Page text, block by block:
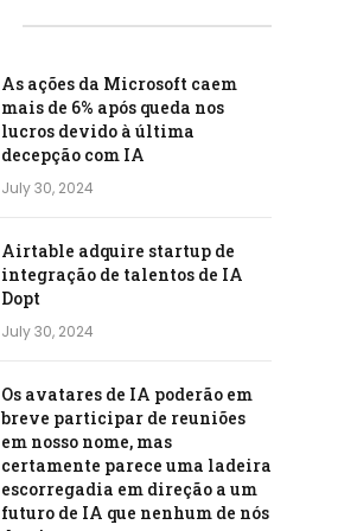
As ações da Microsoft caem
mais de 6% após queda nos
lucros devido à última
decepção com IA
July 30, 2024
Airtable adquire startup de
integração de talentos de IA
Dopt
July 30, 2024
Os avatares de IA poderão em
breve participar de reuniões
em nosso nome, mas
certamente parece uma ladeira
escorregadia em direção a um
futuro de IA que nenhum de nós